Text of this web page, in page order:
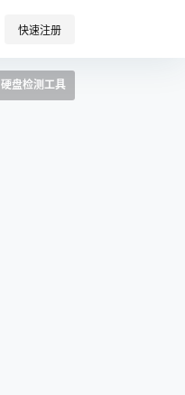
快速注册
硬盘检测工具